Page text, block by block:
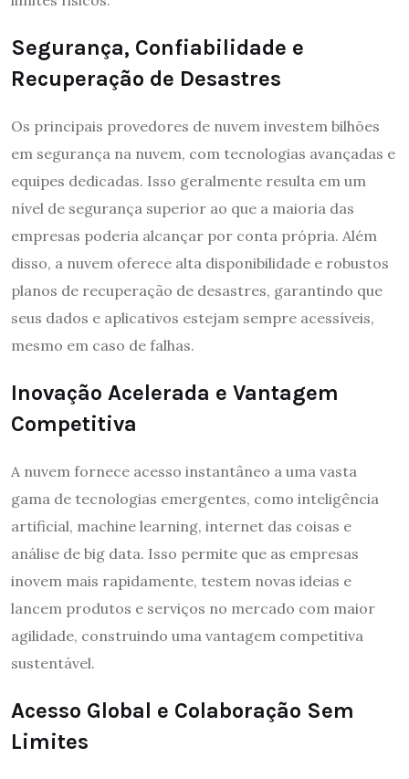
Segurança, Confiabilidade e
Recuperação de Desastres
Os principais provedores de nuvem investem bilhões
em segurança na nuvem, com tecnologias avançadas e
equipes dedicadas. Isso geralmente resulta em um
nível de segurança superior ao que a maioria das
empresas poderia alcançar por conta própria. Além
disso, a nuvem oferece alta disponibilidade e robustos
planos de recuperação de desastres, garantindo que
seus dados e aplicativos estejam sempre acessíveis,
mesmo em caso de falhas.
Inovação Acelerada e Vantagem
Competitiva
A nuvem fornece acesso instantâneo a uma vasta
gama de tecnologias emergentes, como inteligência
artificial, machine learning, internet das coisas e
análise de big data. Isso permite que as empresas
inovem mais rapidamente, testem novas ideias e
lancem produtos e serviços no mercado com maior
agilidade, construindo uma vantagem competitiva
sustentável.
Acesso Global e Colaboração Sem
Limites